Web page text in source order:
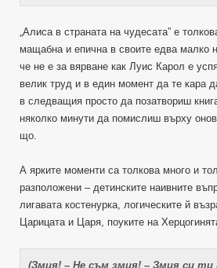
„Алиса в страната на чудесата” е
мащабна и епична в своите едва малко
че не е за вярване как Луис Карол е
велик труд и в един момент да те кара
в следващия просто да позатвориш
няколко минути да помислиш върху
що.
А ярките моменти са толкова много и
разположени – детинските наивните
лигавата костенурка, логическите й
Царицата и Царя, поуките на
(Змия! – Не съм змия! – Змия си ти